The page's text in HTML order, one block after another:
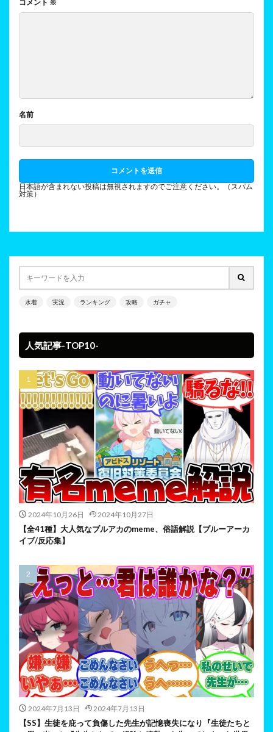
コメント ※
名前
日本語が含まれない投稿は無視されますのでご注意ください。（スパム
対策）
水着 実況 ランキング 攻略 ガチャ
人気記事-TOP10-
2024年10月26日 2024年10月27日
【全41種】大人気なブルアカのmeme、俗語解説【ブルーアーカ
イブ/反応集】
2024年7月13日 2024年7月13日
【SS】生徒を庇って負傷した先生が記憶喪失になり『生徒たちと